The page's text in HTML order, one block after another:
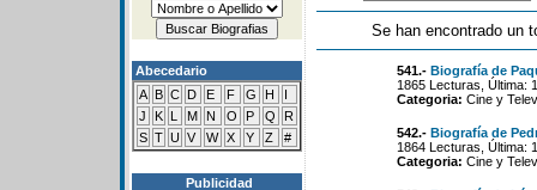
Abecedario
A B C D E F G H
I
J
K L M N O P Q
R
S T U V W X Y Z #
Publicidad
Se han encontrado un
541.- Biografía de
1865 Lecturas, Última:
Categoria: Cine y
542.- Biografía de
1864 Lecturas, Última:
Categoria: Cine y